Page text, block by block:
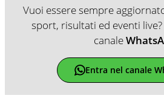
Vuoi essere sempre
sport, risultati ed eventi
canale
Entra nel canale